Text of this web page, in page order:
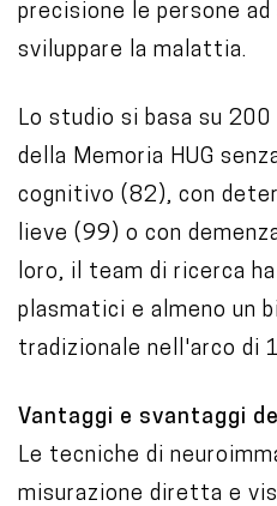
precisione le persone
sviluppare la malattia.
Lo studio si basa su
della Memoria HUG
cognitivo (82), con
lieve (99) o con
loro, il team di ricerca
plasmatici e almeno un
tradizionale nell'arco di
Vantaggi e svantaggi
Le tecniche di
misurazione diretta e